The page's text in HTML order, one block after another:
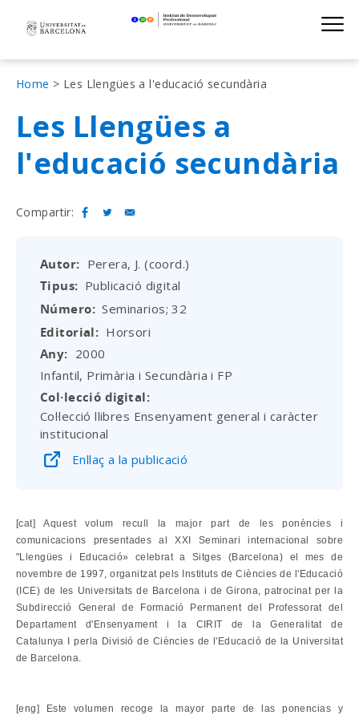
navigation
Institut de
Fil
d'Ariadna
Home Les Llengües a l'educació secundària
Les Llengües a
l'educació secundària
Compartir:
Autor Perera, J. (coord.)
Tipus Publicació digital
Número Seminarios; 32
Editorial Horsori
Any
2000
Infantil, Primària i Secundària i FP
Col·lecció digital
Col·lecció llibres Ensenyament general i caràcter
institucional
Enllaç a la publicació
[cat] Aquest volum recull la major part de les ponències i
comunicacions presentades al XXI Seminari internacional sobre
"Llengües i Educació» celebrat a Sitges (Barcelona) el mes de
novembre de 1997, organitzat pels Instituts de Ciències de l'Educació
(ICE) de les Universitats de Barcelona i de Girona, patrocinat per la
Subdirecció General de Formació Permanent del Professorat del
Departament d'Ensenyament i la CIRIT de la Generalitat de
Catalunya I perla Divisió de Ciències de l'Educació de la Universitat
de Barcelona.
[eng] Este volumen recoge la mayor parte de las ponencias y